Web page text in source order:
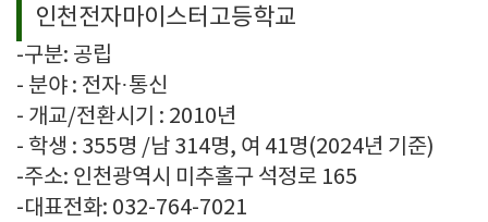
인천전자마이스터고등학교
-구분: 공립
- 분야 : 전자·통신
- 개교/전환시기 : 2010년
- 학생 : 355명 /남 314명, 여 41명(2024년 기준)
-주소: 인천광역시 미추홀구 석정로 165
-대표전화: 032-764-7021